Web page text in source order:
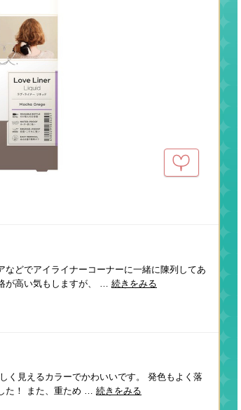
どでアイライナーコーナーに一緒に陳列してあ
が高い気もしますが、 … 続きをみる
く見えるカラーでかわいいです。 発色もよく落
た！ また、重ため … 続きをみる